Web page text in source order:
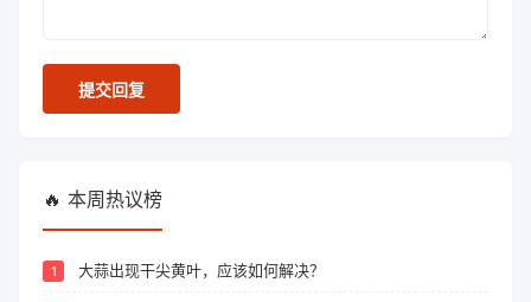
提交回复
🔥 本周热议榜
大蒜出现干尖黄叶，应该如何解决？